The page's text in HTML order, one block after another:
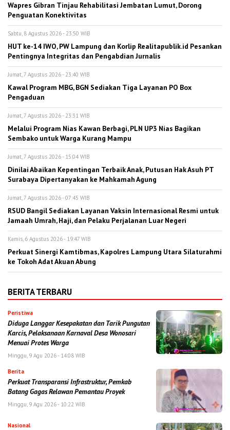
Wapres Gibran Tinjau Rehabilitasi Jembatan Lumut, Dorong
Penguatan Konektivitas
Sabtu, 8 Agustus 2026 - 23:50 WIB
HUT ke-14 IWO, PW Lampung dan Korlip Realitapublik.id Pesankan
Pentingnya Integritas dan Pengabdian Jurnalis
Jumat, 7 Agustus 2026 - 23:40 WIB
Kawal Program MBG, BGN Sediakan Tiga Layanan PO Box
Pengaduan
Jumat, 7 Agustus 2026 - 23:31 WIB
Melalui Program Nias Kawan Berbagi, PLN UP3 Nias Bagikan
Sembako untuk Warga Kurang Mampu
Jumat, 7 Agustus 2026 - 15:04 WIB
Dinilai Abaikan Kepentingan Terbaik Anak, Putusan Hak Asuh PT
Surabaya Dipertanyakan ke Mahkamah Agung
Jumat, 7 Agustus 2026 - 07:45 WIB
RSUD Bangil Sediakan Layanan Vaksin Internasional Resmi untuk
Jamaah Umrah, Haji, dan Pelaku Perjalanan Luar Negeri
Kamis, 6 Agustus 2026 - 19:47 WIB
Perkuat Sinergi Kamtibmas, Kapolres Lampung Utara Silaturahmi
ke Tokoh Adat Akuan Abung
BERITA TERBARU
Peristiwa
Diduga Langgar Kesepakatan dan Tarik Pungutan
Karcis, Pelaksanaan Karnaval Desa Wonosari
Menuai Protes Warga
Minggu, 9 Agu 2026 - 14:08 WIB
Berita
Perkuat Transparansi Infrastruktur, Pemkab
Batang Gagas Relawan Pemantau Proyek
Minggu, 9 Agu 2026 - 10:22 WIB
Nasional